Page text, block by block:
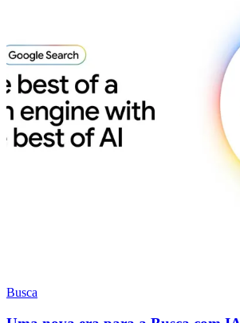
Busca